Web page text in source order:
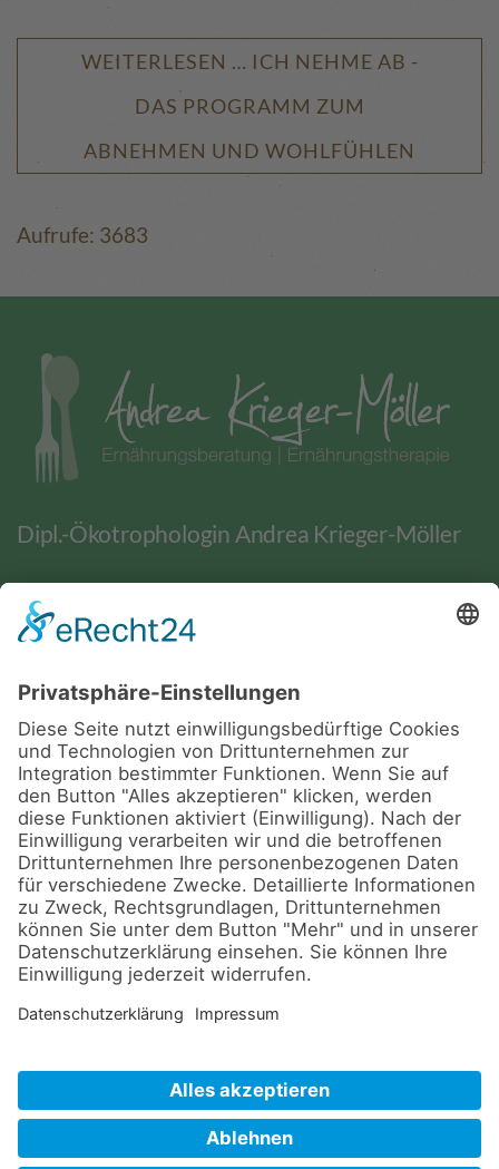
WEITERLESEN … ICH NEHME AB -
DAS PROGRAMM ZUM
ABNEHMEN UND WOHLFÜHLEN
Aufrufe: 3683
Dipl.-Ökotrophologin Andrea Krieger-Möller
BERATUNG
Ernährungstherapie
BGF / BGM
Vorträge und Workshops
WEITERE ANGEBOTE
Kurse
BIA-Messung
Yoga
LINKS
Profil / Über mich
Kontakt
Impressum
Datenschutz
©2026Andrea Krieger-Möller| Ernährungsberatung und
Ernährungstherapie im Emsland.